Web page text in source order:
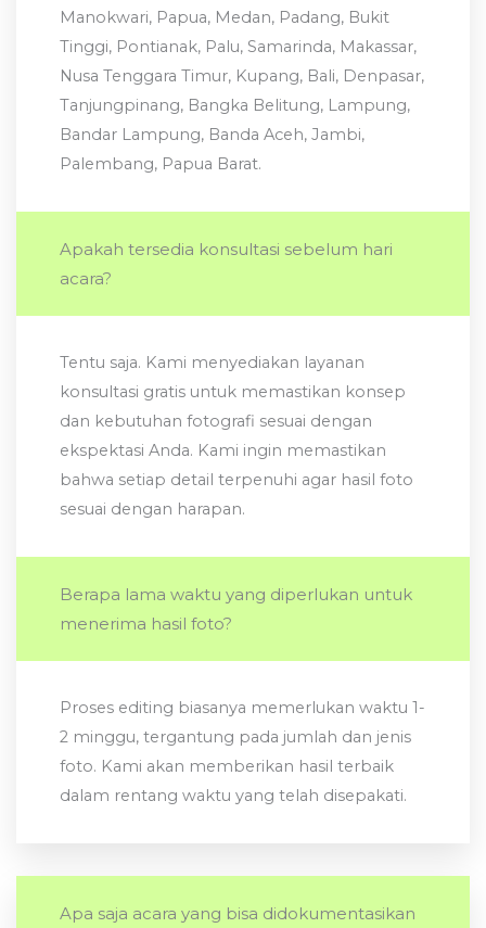
Manokwari, Papua, Medan, Padang, Bukit
Tinggi, Pontianak, Palu, Samarinda, Makassar,
Nusa Tenggara Timur, Kupang, Bali, Denpasar,
Tanjungpinang, Bangka Belitung, Lampung,
Bandar Lampung, Banda Aceh, Jambi,
Palembang, Papua Barat.
Apakah tersedia konsultasi sebelum hari
acara?
Tentu saja. Kami menyediakan layanan
konsultasi gratis untuk memastikan konsep
dan kebutuhan fotografi sesuai dengan
ekspektasi Anda. Kami ingin memastikan
bahwa setiap detail terpenuhi agar hasil foto
sesuai dengan harapan.
Berapa lama waktu yang diperlukan untuk
menerima hasil foto?
Proses editing biasanya memerlukan waktu 1-
2 minggu, tergantung pada jumlah dan jenis
foto. Kami akan memberikan hasil terbaik
dalam rentang waktu yang telah disepakati.
Apa saja acara yang bisa didokumentasikan